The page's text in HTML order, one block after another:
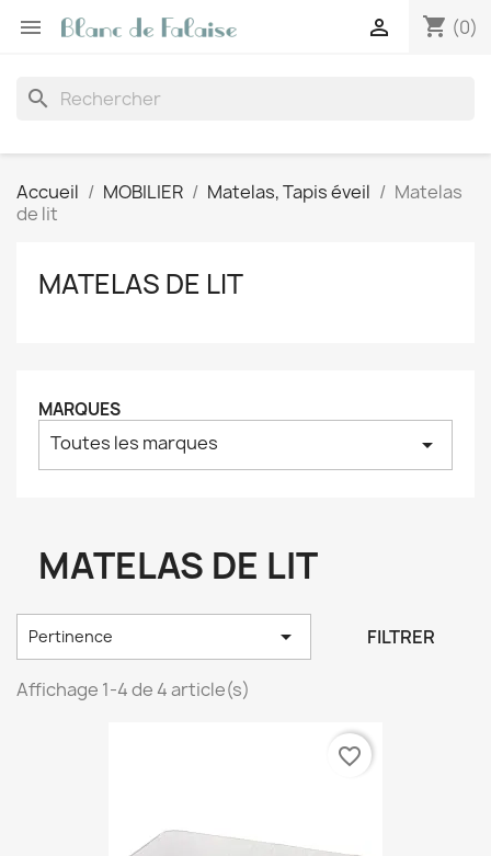
 shopping_cart (0)

search
Accueil MOBILIER Matelas, Tapis éveil
Matelas
de lit
MATELAS DE LIT
MARQUES
Toutes les marques arrow_drop_down
MATELAS DE LIT
Pertinence  FILTRER
Affichage 1-4 de 4 article(s)
favorite_border